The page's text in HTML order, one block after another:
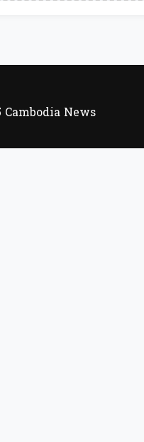
News